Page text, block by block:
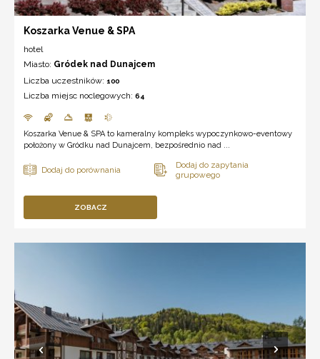
Koszarka Venue & SPA
hotel
Miasto: Gródek nad Dunajcem
Liczba uczestników: 100
Liczba miejsc noclegowych: 64
Koszarka Venue & SPA to kameralny kompleks wypoczynkowo-eventowy
położony w Gródku nad Dunajcem, bezpośrednio nad ...
ZOBACZ